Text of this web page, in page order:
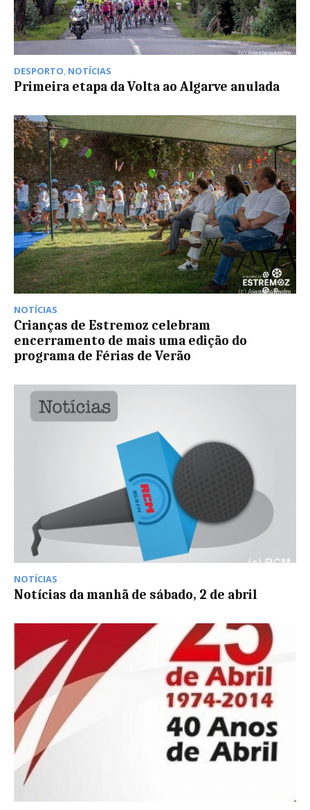
DESPORTO, NOTÍCIAS
Primeira etapa da Volta ao Algarve anulada
NOTÍCIAS
Crianças de Estremoz celebram
encerramento de mais uma edição do
programa de Férias de Verão
NOTÍCIAS
Notícias da manhã de sábado, 2 de abril